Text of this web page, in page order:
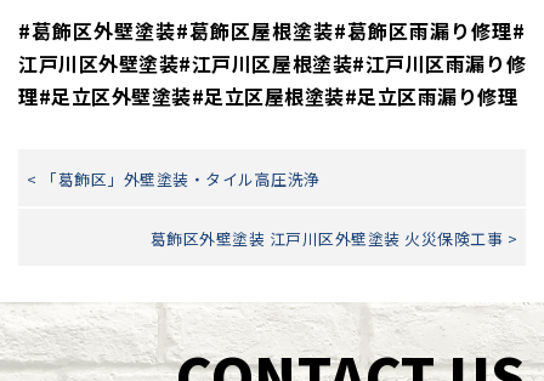
#葛飾区外壁塗装#葛飾区屋根塗装#葛飾区雨漏り修理#
江戸川区外壁塗装#江戸川区屋根塗装#江戸川区雨漏り修
理#足立区外壁塗装#足立区屋根塗装#足立区雨漏り修理
< 「葛飾区」外壁塗装・タイル高圧洗浄
葛飾区外壁塗装 江戸川区外壁塗装 火災保険工事 >